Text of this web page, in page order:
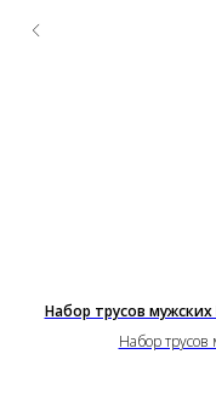
Набор трусов
Набор